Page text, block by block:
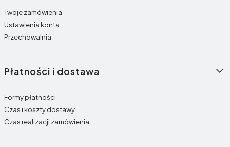
Twoje zamówienia
Ustawienia konta
Przechowalnia
Płatności i dostawa
Formy płatności
Czas i koszty dostawy
Czas realizacji zamówienia